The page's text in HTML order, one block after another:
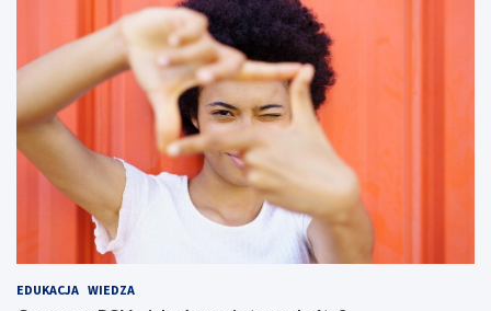
t
r
y
s
y
s
t
EDUKACJA WIEDZA